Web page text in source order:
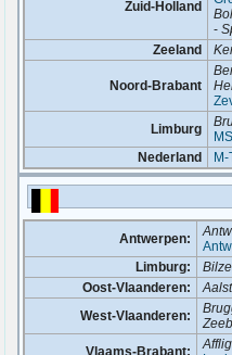
Zuid-Holland
-
Zeeland
Noord-Brabant
Limburg
Nederland
Antwerpen:
Limburg:
Oost-Vlaanderen:
Aalst
West-Vlaanderen:
Vlaams-Brabant: